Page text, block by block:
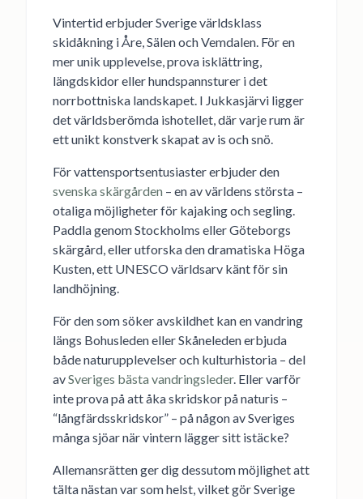
Vintertid erbjuder Sverige världsklass
skidåkning i Åre, Sälen och Vemdalen. För en
mer unik upplevelse, prova isklättring,
längdskidor eller hundspannsturer i det
norrbottniska landskapet. I Jukkasjärvi ligger
det världsberömda ishotellet, där varje rum är
ett unikt konstverk skapat av is och snö.
För vattensportsentusiaster erbjuder den
svenska skärgården – en av världens största –
otaliga möjligheter för kajaking och segling.
Paddla genom Stockholms eller Göteborgs
skärgård, eller utforska den dramatiska Höga
Kusten, ett UNESCO världsarv känt för sin
landhöjning.
För den som söker avskildhet kan en vandring
längs Bohusleden eller Skåneleden erbjuda
både naturupplevelser och kulturhistoria – del
avSveriges bästa vandringsleder. Eller varför
inte prova på att åka skridskor på naturis –
“långfärdsskridskor” – på någon av Sveriges
många sjöar när vintern lägger sitt istäcke?
Allemansrätten ger dig dessutom möjlighet att
tälta nästan var som helst, vilket gör Sverige